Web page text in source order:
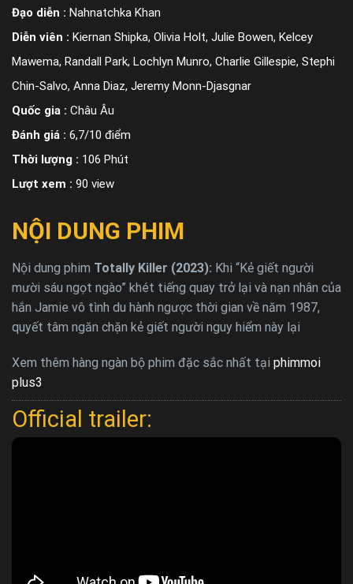
Đạo diễn : Nahnatchka Khan
Diễn viên : Kiernan Shipka, Olivia Holt, Julie Bowen, Kelcey
Mawema, Randall Park, Lochlyn Munro, Charlie Gillespie, Stephi
Chin-Salvo, Anna Diaz, Jeremy Monn-Djasgnar
Quốc gia : Châu Âu
Đánh giá : 6,7/10 điểm
Thời lượng : 106 Phút
Lượt xem : 90 view
NỘI DUNG PHIM
Nội dung phim Totally Killer (2023): Khi “Kẻ giết người
mười sáu ngọt ngào” khét tiếng quay trở lại và nạn nhân của
hắn Jamie vô tình du hành ngược thời gian về năm 1987,
quyết tâm ngăn chặn kẻ giết người nguy hiểm này lại
Xem thêm hàng ngàn bộ phim đặc sắc nhất tại phimmoi
plus3
Official trailer: